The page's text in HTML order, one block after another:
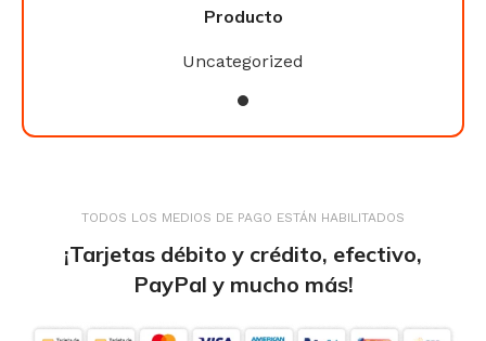
Producto
Uncategorized
TODOS LOS MEDIOS DE PAGO ESTÁN HABILITADOS
¡Tarjetas débito y crédito, efectivo,
PayPal y mucho más!